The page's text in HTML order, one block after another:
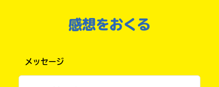
2022.10.07 注目 !!
感想をおくる
メッセージ
内
全
入